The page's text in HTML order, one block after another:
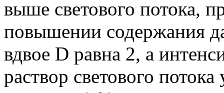
выше светового потока,
повышении содержания
вдвое D равна 2, а
раствор светового